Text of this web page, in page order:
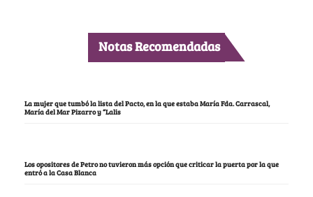
Notas Recomendadas
La mujer que tumbó la lista del Pacto, en la que estaba María Fda. Carrascal,
María del Mar Pizarro y “Lalis
Los opositores de Petro no tuvieron más opción que criticar la puerta por la que
entró a la Casa Blanca